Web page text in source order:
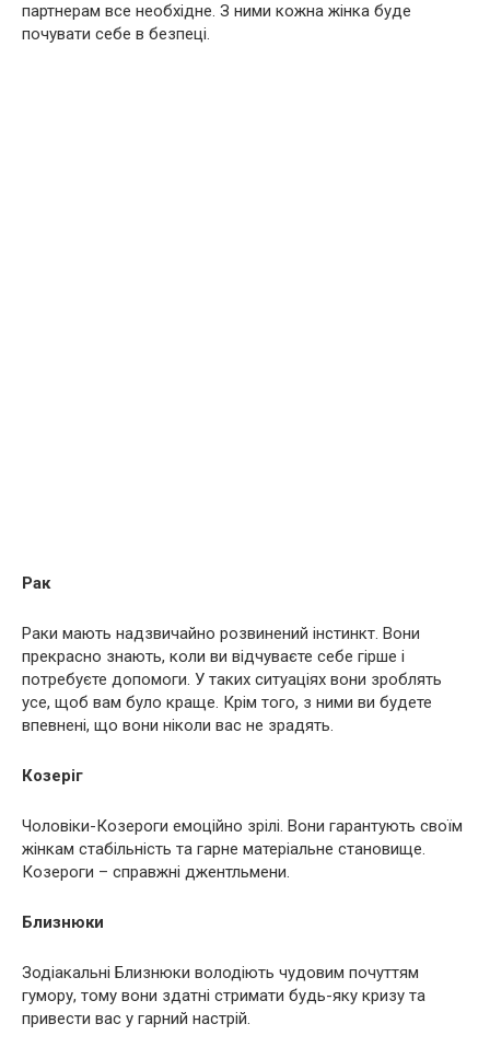
партнерам все необхідне. З ними кожна жінка буде
почувати себе в безпеці.
Рак
Раки мають надзвичайно розвинений інстинкт. Вони
прекрасно знають, коли ви відчуваєте себе гірше і
потребуєте допомоги. У таких ситуаціях вони зроблять
усе, щоб вам було краще. Крім того, з ними ви будете
впевнені, що вони ніколи вас не зрадять.
Козеріг
Чоловіки-Козероги емоційно зрілі. Вони гарантують своїм
жінкам стабільність та гарне матеріальне становище.
Козероги – справжні джентльмени.
Близнюки
Зодіакальні Близнюки володіють чудовим почуттям
гумору, тому вони здатні стримати будь-яку кризу та
привести вас у гарний настрій.